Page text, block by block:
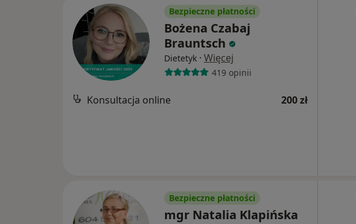
Bezpieczne płatności
Bożena Czabaj
Brauntsch
Dietetyk · Więcej
419 opinii
Konsultacja online 200 zł
Bezpieczne płatności
mgr Natalia Klapińska